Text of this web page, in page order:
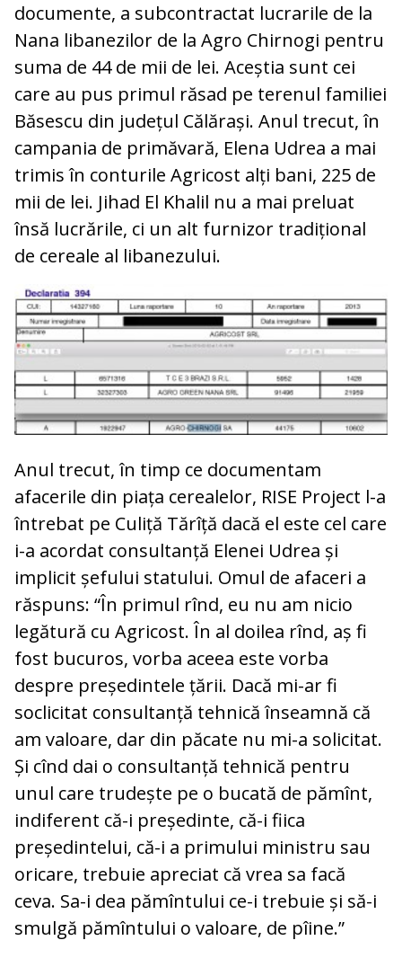
documente, a subcontractat lucrarile de la
Nana libanezilor de la Agro Chirnogi pentru
suma de 44 de mii de lei. Aceștia sunt cei
care au pus primul răsad pe terenul familiei
Băsescu din județul Călărași. Anul trecut, în
campania de primăvară, Elena Udrea a mai
trimis în conturile Agricost alți bani, 225 de
mii de lei. Jihad El Khalil nu a mai preluat
însă lucrările, ci un alt furnizor tradițional
de cereale al libanezului.
Anul trecut, în timp ce documentam
afacerile din piața cerealelor, RISE Project l-a
întrebat pe Culiță Tărîță dacă el este cel care
i-a acordat consultanță Elenei Udrea și
implicit șefului statului. Omul de afaceri a
răspuns: “În primul rînd, eu nu am nicio
legătură cu Agricost. În al doilea rînd, aș fi
fost bucuros, vorba aceea este vorba
despre președintele țării. Dacă mi-ar fi
soclicitat consultanță tehnică înseamnă că
am valoare, dar din păcate nu mi-a solicitat.
Și cînd dai o consultanță tehnică pentru
unul care trudește pe o bucată de pămînt,
indiferent că-i președinte, că-i fiica
președintelui, că-i a primului ministru sau
oricare, trebuie apreciat că vrea sa facă
ceva. Sa-i dea pămîntului ce-i trebuie și să-i
smulgă pămîntului o valoare, de pîine.”